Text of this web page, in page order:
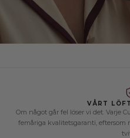
Det är inte
Det är en påminnelse om det
Skapat med avsikt, inte bara
hållbar förpackning, eftersom att ta
att ta ansvar